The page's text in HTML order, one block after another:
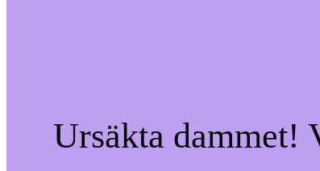
Ursäkta dammet!